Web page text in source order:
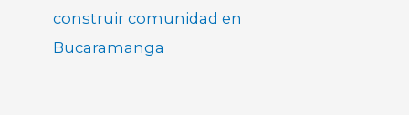
construir comunidad en
Bucaramanga